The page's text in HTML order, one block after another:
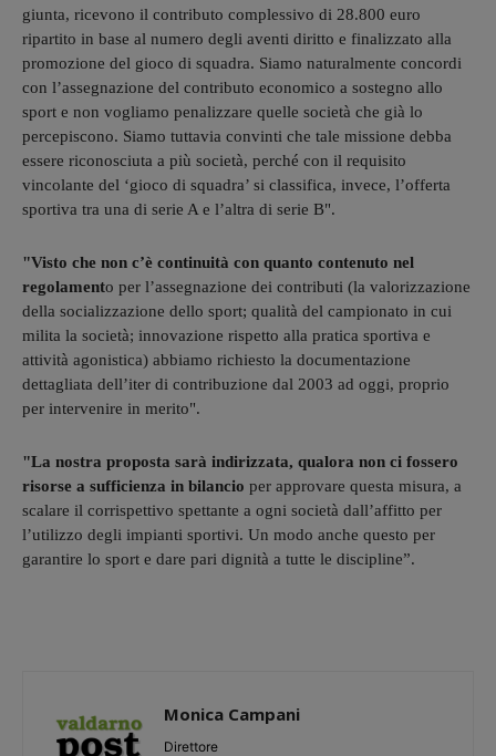
giunta, ricevono il contributo complessivo di 28.800 euro
ripartito in base al numero degli aventi diritto e finalizzato alla
promozione del gioco di squadra. Siamo naturalmente concordi
con l’assegnazione del contributo economico a sostegno allo
sport e non vogliamo penalizzare quelle società che già lo
percepiscono. Siamo tuttavia convinti che tale missione debba
essere riconosciuta a più società, perché con il requisito
vincolante del ‘gioco di squadra’ si classifica, invece, l’offerta
sportiva tra una di serie A e l’altra di serie B".
"Visto che non c’è continuità con quanto contenuto nel
regolamento per l’assegnazione dei contributi (la valorizzazione
della socializzazione dello sport; qualità del campionato in cui
milita la società; innovazione rispetto alla pratica sportiva e
attività agonistica) abbiamo richiesto la documentazione
dettagliata dell’iter di contribuzione dal 2003 ad oggi, proprio
per intervenire in merito".
"La nostra proposta sarà indirizzata, qualora non ci fossero
risorse a sufficienza in bilancio per approvare questa misura, a
scalare il corrispettivo spettante a ogni società dall’affitto per
l’utilizzo degli impianti sportivi. Un modo anche questo per
garantire lo sport e dare pari dignità a tutte le discipline”.
Monica Campani
Direttore